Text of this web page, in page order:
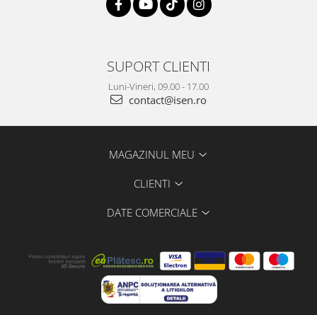
SUPORT CLIENTI
Luni-Vineri, 09.00 - 17.00
contact@isen.ro
MAGAZINUL MEU
CLIENTI
DATE COMERCIALE